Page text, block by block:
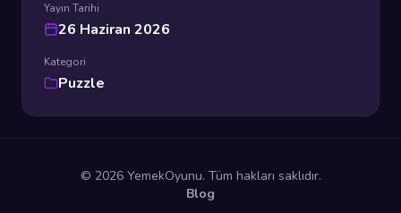
Yayın Tarihi
26 Haziran 2026
Kategori
Puzzle
© 2026 YemekOyunu. Tüm hakları saklıdır.
Blog